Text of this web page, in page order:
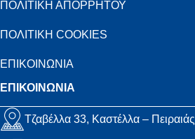
ΠΟΛΙΤΙΚΗ ΑΠΟΡΡΗΤΟΥ
ΠΟΛΙΤΙΚΗ COOKIES
ΕΠΙΚΟΙΝΩΝΙΑ
ΕΠΙΚΟΙΝΩΝΙΑ
Τζαβέλλα 33, Καστέλλα – Πειραιάς